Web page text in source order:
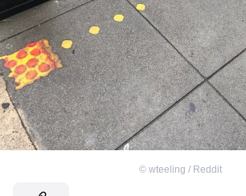
© wteeling / Reddit